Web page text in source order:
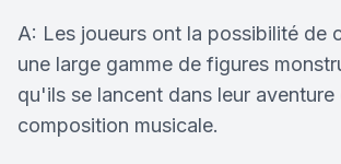
A: Les joueurs ont la possibilité de
une large gamme de figures
qu'ils se lancent dans leur aventure
composition musicale.